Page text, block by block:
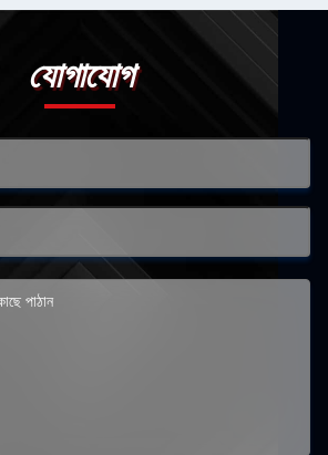
যোগাযোগ